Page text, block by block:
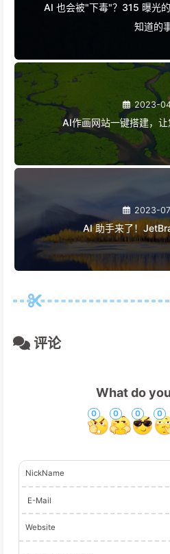
AI 也会被"下毒"？315 曝光
知道的
2023-
AI作画网站一键搭建，
2023-
AI 助手来了！
评论
What do
0 0 0 0
NickName
E-Mail
Website